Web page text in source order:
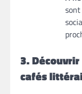
3.
cafés